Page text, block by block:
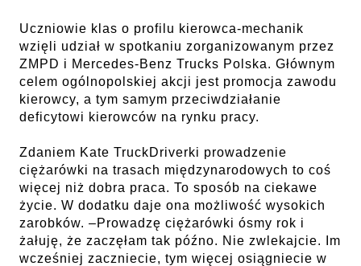
Uczniowie klas o profilu kierowca-mechanik
wzięli udział w spotkaniu zorganizowanym przez
ZMPD i Mercedes-Benz Trucks Polska. Głównym
celem ogólnopolskiej akcji jest promocja zawodu
kierowcy, a tym samym przeciwdziałanie
deficytowi kierowców na rynku pracy.
Zdaniem Kate TruckDriverki prowadzenie
ciężarówki na trasach międzynarodowych to coś
więcej niż dobra praca. To sposób na ciekawe
życie. W dodatku daje ona możliwość wysokich
zarobków. –Prowadzę ciężarówki ósmy rok i
żałuję, że zaczęłam tak późno. Nie zwlekajcie. Im
wcześniej zaczniecie, tym więcej osiągniecie w